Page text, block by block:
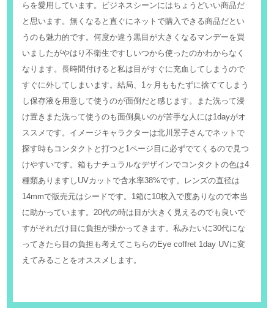
らを愛用しています。ビジネスシーンにはちょうどいい商品だ
と思います。無くなると直ぐにネットで購入できる商品だとい
うのも魅力的です。何度か違う黒目が大きくなるマンデーを買
いましたがやはり不衛生ですしいつから使ったのかわからなく
なります。長時間付けると私は目がすぐに充血してしまうので
すぐに外してしまいます。結局、1ヶ月ももたずに捨ててしまう
し保存液を用意して使うのが面倒だと感じます。また洗って浸
け置きまた洗って使うのも面倒臭いのが苦手な人には1dayがオ
ススメです。イメージキャラクターは北川景子さんでネットで
探す時もコンタクトと打つと1ページ目に必ずでてくるので見つ
けやすいです。箱もナチュラルなデザインでコンタクトの色は4
種類ありますしUVカットで含水率38%です。レンズの直径は
14mmで販売元はシードです。1箱に10枚入で度ありなので本当
に助かっています。20代の時は目が大きく見えるのでも良いで
すがそれだけ目に負担が掛かってきます。私みたいに30代にな
ってきたら目の負担も考えてこちらのEye coffret 1day UVに変
えてみることをオススメします。